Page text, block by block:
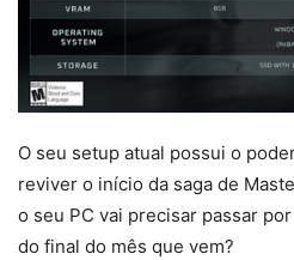
O seu setup atual possui o
reviver o início da saga de
o seu PC vai precisar passar
do final do mês que vem?